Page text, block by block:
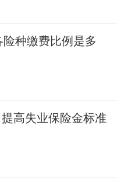
种缴费比例是多
高失业保险金标准